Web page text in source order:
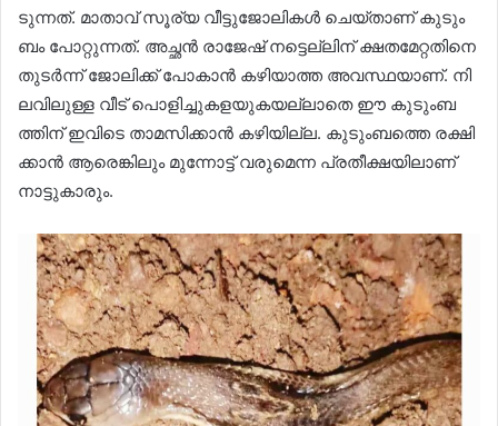
ടു​ന്ന​ത്. മാ​താ​വ് സൂ​ര്യ വീ​ട്ടു​ജോ​ലി​ക​ൾ ചെ​യ്താ​ണ് കു​ടും​
ബം പോ​റ്റു​ന്ന​ത്. അ​ച്ഛ​ൻ രാ​ജേ​ഷ് ന​ട്ടെ​ല്ലി​ന് ക്ഷ​ത​മേ​റ്റ​തി​നെ
തു​ട​ർ​ന്ന് ജോ​ലി​ക്ക് പോ​കാ​ൻ ക​ഴി​യാ​ത്ത അ​വ​സ്ഥ​യാ​ണ്. നി​
ല​വി​ലു​ള്ള വീ​ട് പൊ​ളി​ച്ചു​ക​ള​യു​ക​യ​ല്ലാ​തെ ഈ ​കു​ടും​ബ​
ത്തി​ന് ഇ​വി​ടെ താ​മ​സി​ക്കാ​ൻ ക​ഴി​യി​ല്ല. കു​ടും​ബ​ത്തെ ര​ക്ഷി​
ക്കാ​ൻ ആ​രെ​ങ്കി​ലും മു​ന്നോ​ട്ട് വ​രു​മെ​ന്ന പ്ര​തീ​ക്ഷ​യി​ലാ​ണ്
നാ​ട്ടു​കാ​രും.